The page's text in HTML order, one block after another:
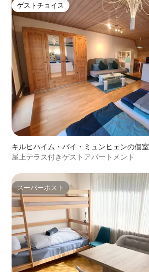
ゲストチョイス
ゲストチョイス
キルヒハイム・バイ・ミュンヒェンの個室
屋上テラス付きゲストアパートメント
スーパーホスト
スーパーホスト